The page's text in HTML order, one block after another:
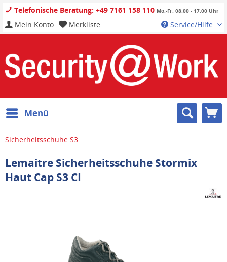
Telefonische Beratung: +49 7161 158 110 Mo.-Fr. 08:00 - 17:00 Uhr
Service/Hilfe
Mein Konto Merkliste
Menü
Sicherheitsschuhe S3
Lemaitre Sicherheitsschuhe Stormix
Haut Cap S3 CI